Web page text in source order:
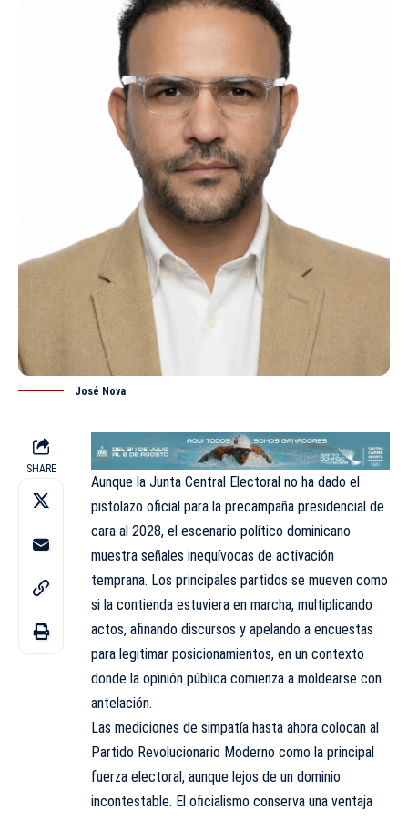
José Nova
SHARE
Aunque la Junta Central Electoral no ha dado el
pistolazo oficial para la precampaña presidencial de
cara al 2028, el escenario político dominicano
muestra señales inequívocas de activación
temprana. Los principales partidos se mueven como
si la contienda estuviera en marcha, multiplicando
actos, afinando discursos y apelando a encuestas
para legitimar posicionamientos, en un contexto
donde la opinión pública comienza a moldearse con
antelación.
Las mediciones de simpatía hasta ahora colocan al
Partido Revolucionario Moderno como la principal
fuerza electoral, aunque lejos de un dominio
incontestable. El oficialismo conserva una ventaja